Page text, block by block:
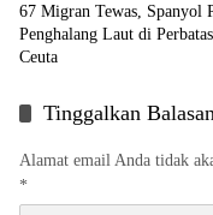
67 Migran Tewas, Spanyol
Penghalang Laut di
Ceuta
Tinggalkan Balasan
Alamat email Anda tidak
*